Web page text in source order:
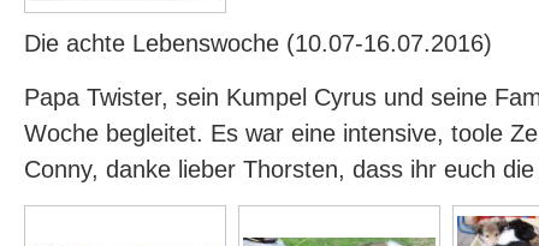
Die achte Lebenswoche (10.07-16.07.2016)
Papa Twister, sein Kumpel Cyrus und seine
Woche begleitet. Es war eine intensive, toole
Conny, danke lieber Thorsten, dass ihr euch